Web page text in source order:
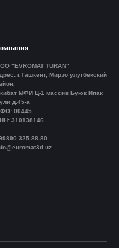
"EVROMAT TURAN"
г.Ташкент, Мирзо улугбекский
МФИ Ц-1 массив Буюк Ипак
д.45-а
00445
310138146
325-88-80